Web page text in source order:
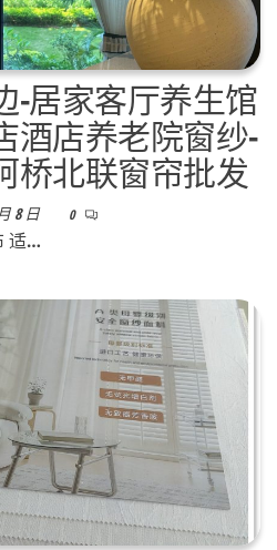
-居家客厅养生馆
酒店养老院窗纱-
桥北联窗帘批发
8 日 0
适…